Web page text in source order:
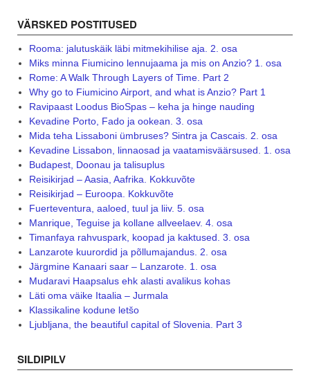
VÄRSKED POSTITUSED
Rooma: jalutuskäik läbi mitmekihilise aja. 2. osa
Miks minna Fiumicino lennujaama ja mis on Anzio? 1. osa
Rome: A Walk Through Layers of Time. Part 2
Why go to Fiumicino Airport, and what is Anzio? Part 1
Ravipaast Loodus BioSpas – keha ja hinge nauding
Kevadine Porto, Fado ja ookean. 3. osa
Mida teha Lissaboni ümbruses? Sintra ja Cascais. 2. osa
Kevadine Lissabon, linnaosad ja vaatamisväärsused. 1. osa
Budapest, Doonau ja talisuplus
Reisikirjad – Aasia, Aafrika. Kokkuvõte
Reisikirjad – Euroopa. Kokkuvõte
Fuerteventura, aaloed, tuul ja liiv. 5. osa
Manrique, Teguise ja kollane allveelaev. 4. osa
Timanfaya rahvuspark, koopad ja kaktused. 3. osa
Lanzarote kuurordid ja põllumajandus. 2. osa
Järgmine Kanaari saar – Lanzarote. 1. osa
Mudaravi Haapsalus ehk alasti avalikus kohas
Läti oma väike Itaalia – Jurmala
Klassikaline kodune letšo
Ljubljana, the beautiful capital of Slovenia. Part 3
SILDIPILV